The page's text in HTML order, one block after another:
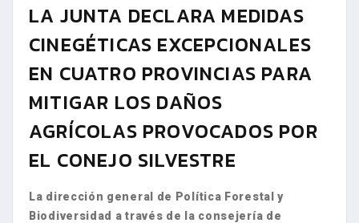
LA JUNTA DECLARA MEDIDAS
CINEGÉTICAS EXCEPCIONALES
EN CUATRO PROVINCIAS PARA
MITIGAR LOS DAÑOS
AGRÍCOLAS PROVOCADOS POR
EL CONEJO SILVESTRE
La dirección general de Política Forestal y
Biodiversidad a través de la consejería de